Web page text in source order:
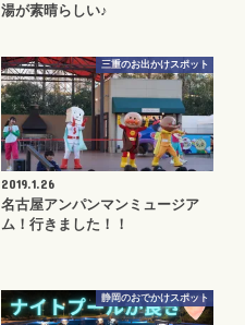
湯が素晴らしい♪
三重のお出かけスポット
2019.1.26
名古屋アンパンマンミュージア
ム！行きました！！
静岡のおでかけスポット